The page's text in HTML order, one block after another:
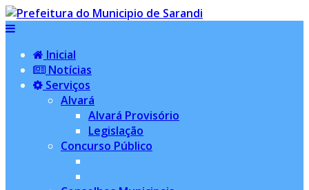
Inicial
Notícias
Serviços
Alvará
Alvará Provisório
Legislação
Concurso Público